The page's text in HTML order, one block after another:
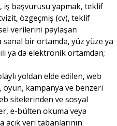
başvurusu yapmak, teklif
özgeçmiş (cv), teklif
verilerini paylaşan
sanal bir ortamda, yüz yüze ya
ya da elektronik ortamdan;
yoldan elde edilen, web
oyun, kampanya ve benzeri
sitelerinden ve sosyal
e-bülten okuma veya
veri tabanlarının